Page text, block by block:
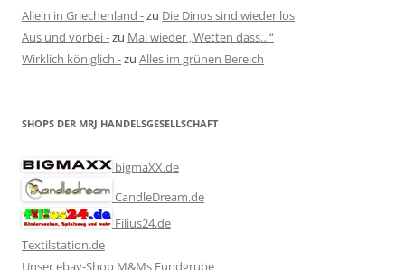
Allein in Griechenland -zu Die Dinos sind wieder los
Aus und vorbei -zu Mal wieder „Wetten dass…“
Wirklich königlich -zu Alles im grünen Bereich
SHOPS DER MRJ HANDELSGESELLSCHAFT
bigmaXX.de
CandleDream.de
Filius24.de
Textilstation.de
Unser ebay-Shop M&Ms Fundgrube